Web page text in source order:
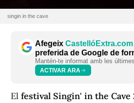
singin in the cave
Afegeix CastellóExtra.com
preferida de Google de
Mantén-te informat amb les
ACTIVAR ARA
El festival Singin' in the Cave